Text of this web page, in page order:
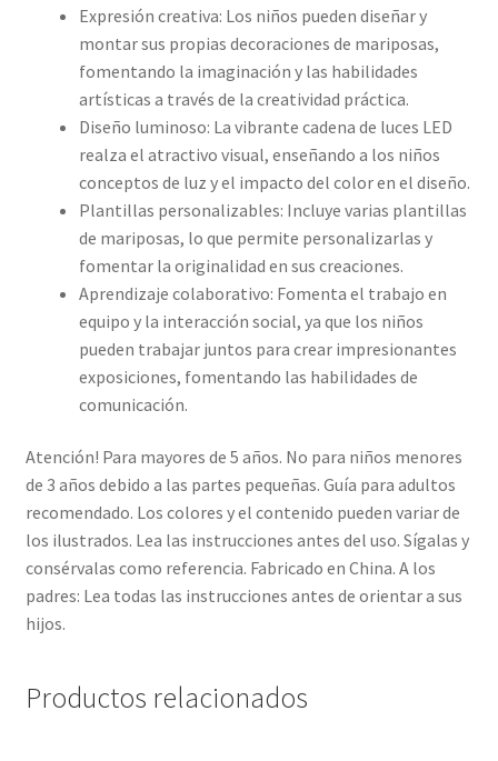
Expresión creativa: Los niños pueden diseñar y
montar sus propias decoraciones de mariposas,
fomentando la imaginación y las habilidades
artísticas a través de la creatividad práctica.
Diseño luminoso: La vibrante cadena de luces LED
realza el atractivo visual, enseñando a los niños
conceptos de luz y el impacto del color en el diseño.
Plantillas personalizables: Incluye varias plantillas
de mariposas, lo que permite personalizarlas y
fomentar la originalidad en sus creaciones.
Aprendizaje colaborativo: Fomenta el trabajo en
equipo y la interacción social, ya que los niños
pueden trabajar juntos para crear impresionantes
exposiciones, fomentando las habilidades de
comunicación.
Atención! Para mayores de 5 años. No para niños menores
de 3 años debido a las partes pequeñas. Guía para adultos
recomendado. Los colores y el contenido pueden variar de
los ilustrados. Lea las instrucciones antes del uso. Sígalas y
consérvalas como referencia. Fabricado en China. A los
padres: Lea todas las instrucciones antes de orientar a sus
hijos.
Productos relacionados